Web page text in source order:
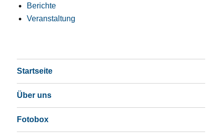
Berichte
Veranstaltung
Startseite
Über uns
Fotobox